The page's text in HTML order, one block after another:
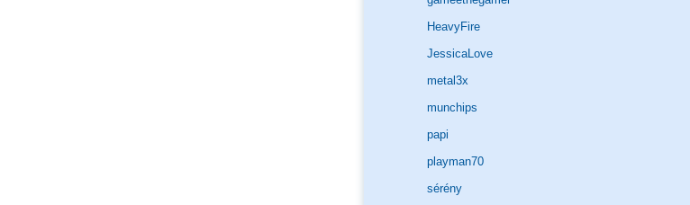
HeavyFire
JessicaLove
metal3x
munchips
papi
playman70
sérény